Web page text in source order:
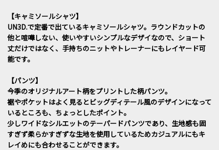
【キャミソールシャツ】
UN3D.で定番で出ているキャミソールシャツ。ラウンドカットの
他と喧嘩しない、使いやすいシンプルなデザイなので、ショート
丈だけではなく、手持ちのニットやトレーナーにもレイヤード可
能です。
【パンツ】
今季のオリジナルアート柄をプリントした柄パンツ。
裾やポケットはよく見るとビッグディテール風のデザインになって
いるところも、ちょっとしたポイント。
少しワイドなシルエットのテーパードパンツであり、生地感も固
すぎず柔らかすぎずな生地を使用しているためカジュアルにもキ
レイめにも合わせることができます。